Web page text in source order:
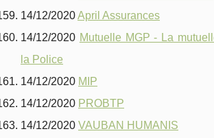
14/12/2020April Assurances
14/12/2020 Mutuelle MGP - La
la Police
14/12/2020 MIP
14/12/2020 PROBTP
14/12/2020 VAUBAN HUMANIS